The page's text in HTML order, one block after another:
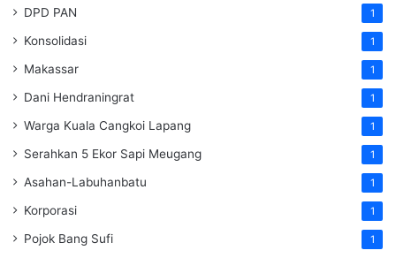
DPD PAN 1
Konsolidasi 1
Makassar 1
Dani Hendraningrat 1
Warga Kuala Cangkoi Lapang 1
Serahkan 5 Ekor Sapi Meugang 1
Asahan-Labuhanbatu 1
Korporasi 1
Pojok Bang Sufi 1